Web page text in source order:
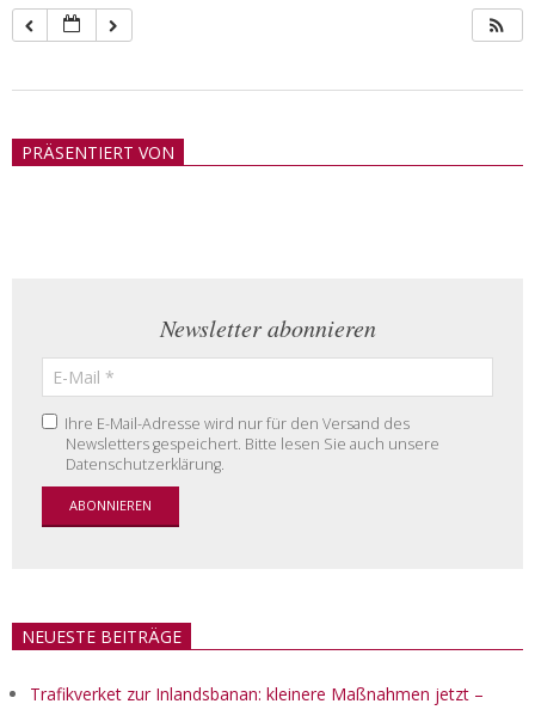
21PRÄSENTIERT VON
Newsletter abonnieren
Ihre E-Mail-Adresse wird nur für den Versand des
Newsletters gespeichert. Bitte lesen Sie auch unsere
Datenschutzerklärung.
NEUESTE BEITRÄGE
Trafikverket zur Inlandsbanan: kleinere Maßnahmen jetzt –